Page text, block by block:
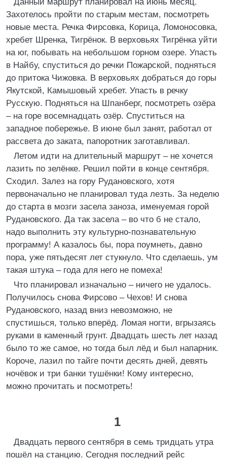
Захотелось пройти по старым местам, посмотреть
новые места. Речка Фирсовка, Корица, Ломоносовка,
хребет Шренка, Тигрёнок. В верховьях Тигрёнка уйти
на юг, побывать на небольшом горном озере. Упасть
в Найбу, спуститься до речки Пожарской, подняться
до притока Чижовка. В верховьях добраться до горы
Якутской, Камышовый хребет. Упасть в речку
Русскую. Подняться на Шпанберг, посмотреть озёра
– на горе восемнадцать озёр. Спуститься на
западное побережье. В июне был занят, работал от
рассвета до заката, папоротник заготавливал.
Летом идти на длительный маршрут – не хочется
лазить по зелёнке. Решил пойти в конце сентября.
Сходил. Залез на гору Рудановского, хотя
первоначально не планировал туда лезть. За неделю
до старта в мозги засела заноза, именуемая горой
Рудановского. Да так засела – во что б не стало,
надо выполнить эту культурно-познавательную
программу! А казалось бы, пора поумнеть, давно
пора, уже пятьдесят лет стукнуло. Что сделаешь, ум
такая штука – года для него не помеха!
Что планировал изначально – ничего не удалось.
Получилось снова Фирсово – Чехов! И снова
Рудановского, назад вниз невозможно, не
спустишься, только вперёд. Ломая ногти, вгрызаясь
руками в каменный грунт. Двадцать шесть лет назад
было то же самое, но тогда был лёд и был напарник.
Короче, лазил по тайге почти десять дней, девять
ночёвок и три банки тушёнки! Кому интересно,
можно прочитать и посмотреть!
1
Двадцать первого сентября в семь тридцать утра
пошёл на станцию. Сегодня последний рейс